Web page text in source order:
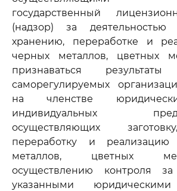
государственный
(надзор) за деятельностью
хранению, переработке и
черных металлов, цветных
признаваться результаты
саморегулируемых
на членстве
индивидуальных
осуществляющих
переработку и
металлов, цветных
осуществлению контроля
указанными